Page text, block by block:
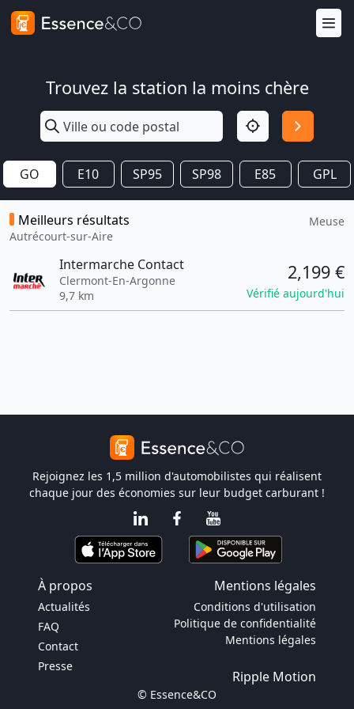
Trouvez la station la moins chère
GO E10 SP95 SP98 E85 GPL
Meilleurs résultats
Autrécourt-sur-Aire
Meuse
Intermarche Contact
Clermont-En-Argonne
9,7 km
2,199 €
Vérifié aujourd'hui
Rejoignez les 1,5 million d'automobilistes qui réalisent
chaque jour des économies sur leur budget carburant !
À propos Mentions légales
Actualités
FAQ
Contact
Presse
Conditions d'utilisation
Politique de confidentialité
Mentions légales
Ripple Motion
© Essence&CO